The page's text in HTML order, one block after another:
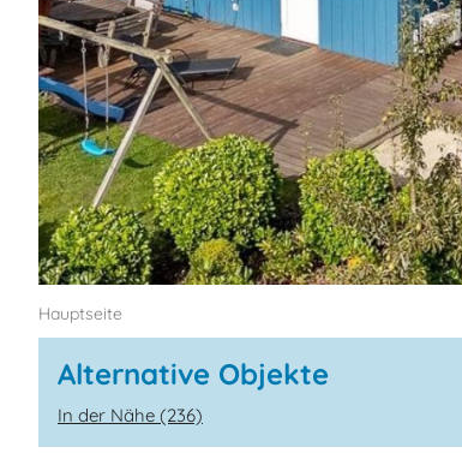
Hauptseite
Alternative Objekte
In der Nähe (236)